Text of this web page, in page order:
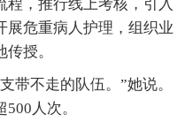
，推行线上考核，引入
展危重病人护理，组织业
授。
不走的队伍。”她说。
人次。